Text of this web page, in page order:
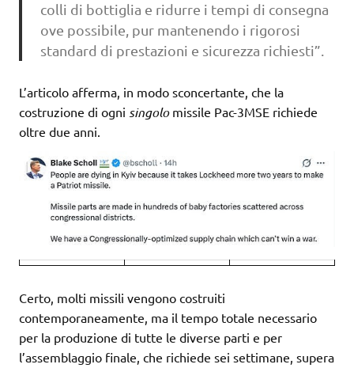
colli di bottiglia e ridurre i tempi di consegna
ove possibile, pur mantenendo i rigorosi
standard di prestazioni e sicurezza richiesti”.
L’articolo afferma, in modo sconcertante, che la
costruzione di ogni singolomissile Pac-3MSE richiede
oltre due anni.
Certo, molti missili vengono costruiti
contemporaneamente, ma il tempo totale necessario
per la produzione di tutte le diverse parti e per
l’assemblaggio finale, che richiede sei settimane, supera